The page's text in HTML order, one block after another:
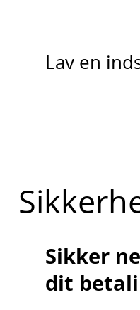
Lav en
Sikker
dit